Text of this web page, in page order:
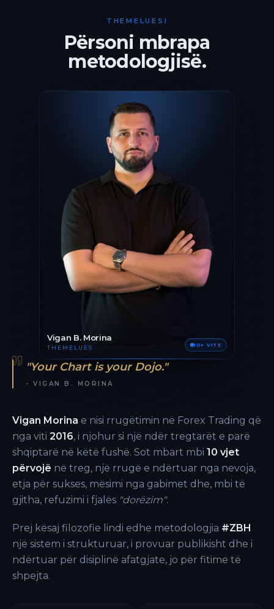
THEMELUESI
Përsoni mbrapa
metodologjisë.
Vigan B. Morina
THEMELUES 10+ VITE
"Your Chart is your Dojo."
- VIGAN B. MORINA
Vigan Morina e nisi rrugëtimin në Forex Trading që
nga viti 2016, i njohur si një ndër tregtarët e parë
shqiptarë në këtë fushë. Sot mbart mbi 10 vjet
përvojë në treg, një rrugë e ndërtuar nga nevoja,
etja për sukses, mësimi nga gabimet dhe, mbi të
gjitha, refuzimi i fjalës "dorëzim".
Prej kësaj filozofie lindi edhe metodologjia #ZBH
një sistem i strukturuar, i provuar publikisht dhe i
ndërtuar për disiplinë afatgjate, jo për fitime të
shpejta.